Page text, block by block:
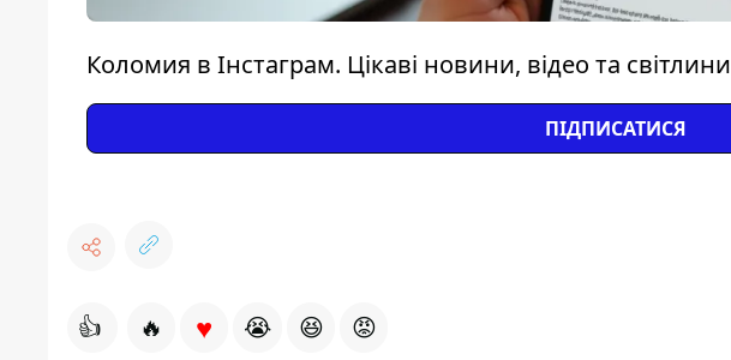
Коломия в Інстаграм. Цікаві новини, відео та
ПІДПИСАТИСЯ
👍 🔥 ♥ 😭 😆 😡